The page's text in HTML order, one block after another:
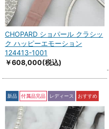
CHOPARD ショパール クラシッ
ク ハッピーエモーション
124413-1001
￥608,000(税込)
新品 付属品完品 レディース おすすめ